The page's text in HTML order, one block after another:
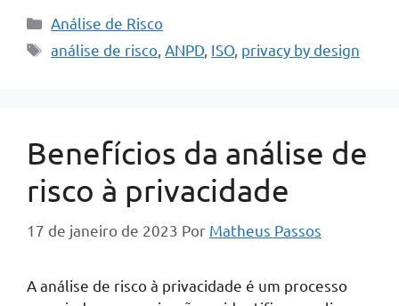
Categorias
Análise de Risco
Tags
análise de risco ANPD ISO, privacy by design
Benefícios da análise de
risco à privacidade
17 de janeiro de 2023 Por Matheus Passos
A análise de risco à privacidade é um processo